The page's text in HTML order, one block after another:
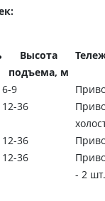
Высота
подъема, м
6-9
12-36
12-36
12-36
- 2 шт.